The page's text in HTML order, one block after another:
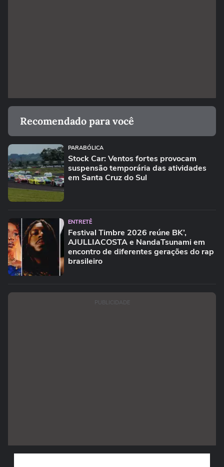
Recomendado para você
PARABÓLICA
Stock Car: Ventos fortes provocam
suspensão temporária das atividades
em Santa Cruz do Sul
ENTRETÊ
Festival Timbre 2026 reúne BK’,
AJULLIACOSTA e NandaTsunami em
encontro de diferentes gerações do rap
brasileiro
PUBLICIDADE